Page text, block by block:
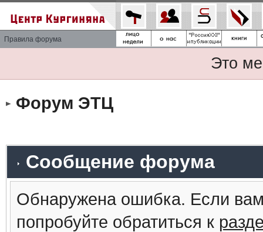
Правила форума
Это
Форум ЭТЦ
Сообщение форума
Обнаружена ошибка. Если
попробуйте обратиться к